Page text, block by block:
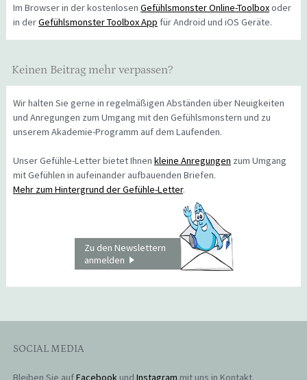
Im Browser in der kostenlosen Gefühlsmonster Online-Toolboxoder
in derGefühlsmonster Toolbox App für Android und iOS Geräte.
Keinen Beitrag mehr verpassen?
Wir halten Sie gerne in regelmäßigen Abständen über Neuigkeiten
und Anregungen zum Umgang mit den Gefühlsmonstern und zu
unserem Akademie-Programm auf dem Laufenden.
Unser Gefühle-Letter bietet Ihnen kleine Anregungen zum Umgang
mit Gefühlen in aufeinander aufbauenden Briefen.
Mehr zum Hintergrund der Gefühle-Letter.
Zu den Newslettern
anmelden
SOCIAL MEDIA
Bleiben Sie aufFacebook und Instagram mit uns in Kontakt.